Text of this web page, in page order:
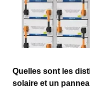
Quelles sont les
solaire et un